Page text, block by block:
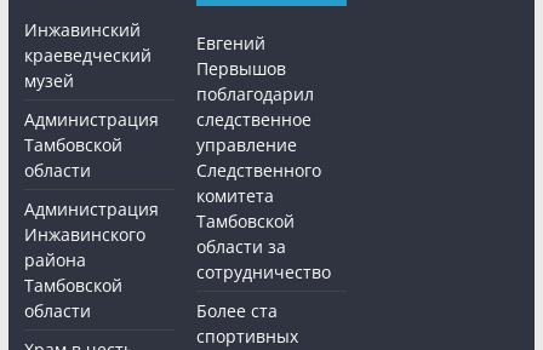
Инжавинский
краеведческий
музей
Администрация
Тамбовской
области
Администрация
Инжавинского
района
Тамбовской
области
Евгений
Первышов
поблагодарил
следственное
управление
Следственного
комитета
Тамбовской
области за
сотрудничество
Более ста
спортивных